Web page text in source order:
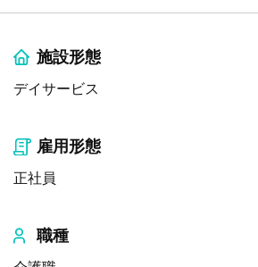
施設形態
デイサービス
雇用形態
正社員
職種